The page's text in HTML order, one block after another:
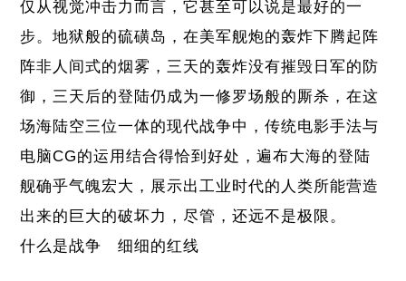
仅从视觉冲击力而言，它甚至可以说是最好的一
步。地狱般的硫磺岛，在美军舰炮的轰炸下腾起阵
阵非人间式的烟雾，三天的轰炸没有摧毁日军的防
御，三天后的登陆仍成为一修罗场般的厮杀，在这
场海陆空三位一体的现代战争中，传统电影手法与
电脑CG的运用结合得恰到好处，遍布大海的登陆
舰确乎气魄宏大，展示出工业时代的人类所能营造
出来的巨大的破坏力，尽管，还远不是极限。
什么是战争 细细的红线